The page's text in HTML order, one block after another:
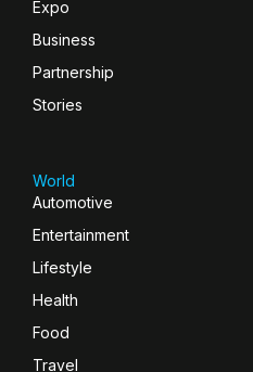
Expo
Business
Partnership
Stories
World
Automotive
Entertainment
Lifestyle
Health
Food
Travel